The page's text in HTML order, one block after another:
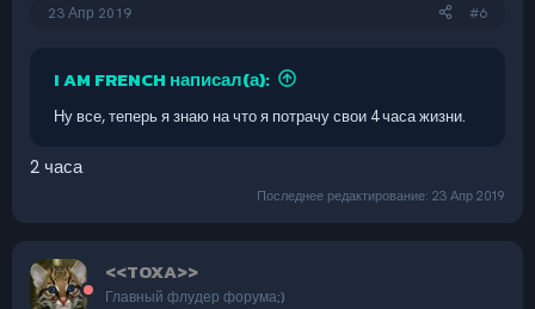
23 Апр 2019 #6
I AM FRENCH написал(а):
Ну все, теперь я знаю на что я потрачу свои 4 часа жизни.
2 часа
Последнее редактирование: 23 Апр 2019
<<TOXA>>
Главный флудер форума;)